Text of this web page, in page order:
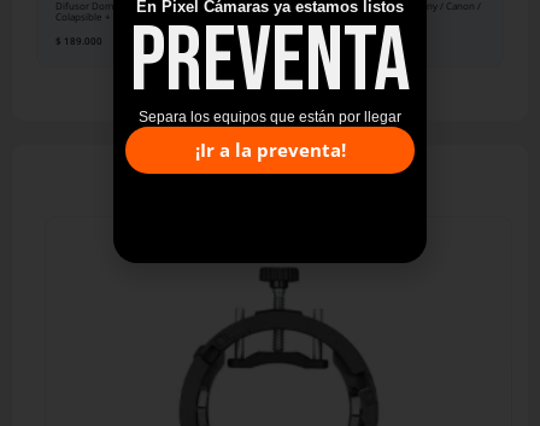
Disparador GODOX X2T Sony / Canon /
Nikon
299.000 249.000
Difusor Domo GODOX ML-CD15
Colapsible + 3 Adaptadores
$ 189.000
Lo más vendido
En Pixel Cámaras ya estamos listos
PREVENTA
Separa los equipos que están por llegar
¡Ir a la preventa!